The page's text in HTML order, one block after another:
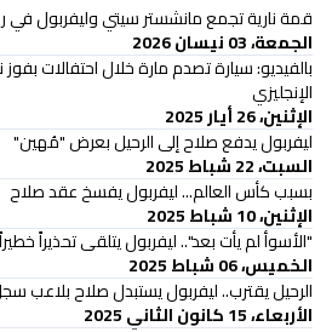
قمة نارية تجمع مانشستر سيتي وليفربول في
الجمعة، 03 نيسان 2026
بالفيديو: سيارة تصدم مارة خلال احتفالات
الإنجليزي
الإثنين، 26 أيار 2025
ليفربول يدفع صلاح إلى الرحيل بعرض "مُهين"
السبت، 22 شباط 2025
بسبب كأس العالم... ليفربول يفسخ عقد صلاح
الإثنين، 10 شباط 2025
"الأسوأ لم يأت بعد".. ليفربول يتلقى تحذيراً
الخميس، 06 شباط 2025
الرحيل يقترب.. ليفربول يستبدل صلاح بلاعب سجل 5
الأربعاء، 15 كانون الثاني 2025